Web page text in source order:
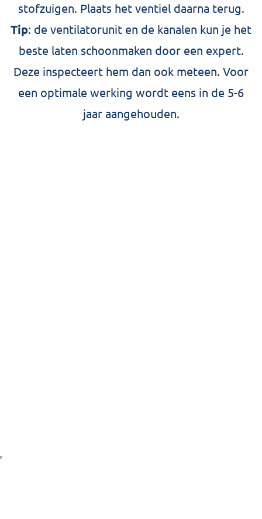
stofzuigen. Plaats het ventiel daarna terug.
Tip: de ventilatorunit en de kanalen kun je het
beste laten schoonmaken door een expert.
Deze inspecteert hem dan ook meteen. Voor
een optimale werking wordt eens in de 5-6
jaar aangehouden.